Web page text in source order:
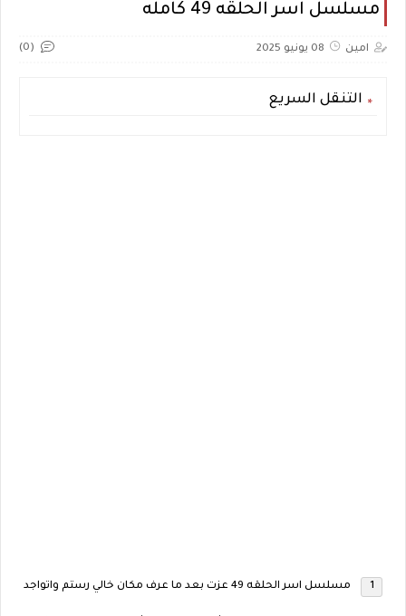
مسلسل اسر الحلقه 49 كامله
امين 08 يونيو 2025 (0)
التنقل السريع
مسلسل اسر الحلقه 49 عزت بعد ما عرف مكان خالي رستم واتواجد